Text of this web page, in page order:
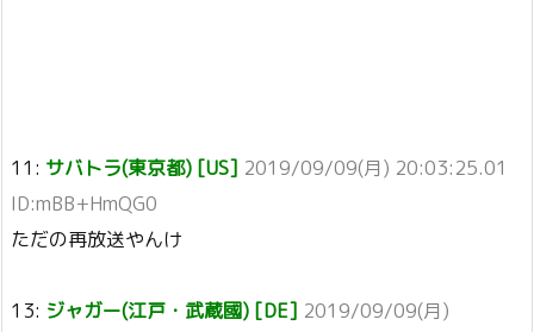
11: サバトラ(東京都) [US] 2019/09/09(月) 20:03:25.01
ID:mBB+HmQG0
ただの再放送やんけ
13: ジャガー(江戸・武蔵國) [DE] 2019/09/09(月)